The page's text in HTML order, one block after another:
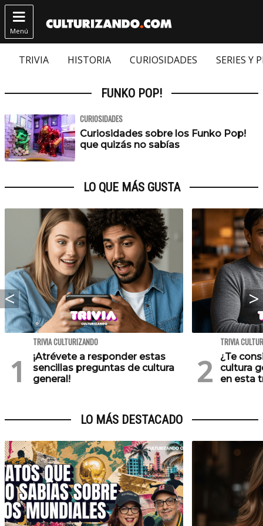

Menú
TRIVIA HISTORIA CURIOSIDADES SERIES Y
FUNKO POP!
CURIOSIDADES
Curiosidades sobre los Funko Pop!
que quizás no sabías
LO QUE MÁS GUSTA
TRIVIA CULTURIZANDO
¡Atrévete a responder estas
sencillas preguntas de cultura
general!
TRIVIA
¿Te
cultura
en esta
LO MÁS DESTACADO